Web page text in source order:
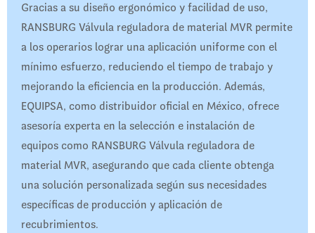
Gracias a su diseño ergonómico y facilidad de uso,
RANSBURG Válvula reguladora de material MVR permite
a los operarios lograr una aplicación uniforme con el
mínimo esfuerzo, reduciendo el tiempo de trabajo y
mejorando la eficiencia en la producción. Además,
EQUIPSA, como distribuidor oficial en México, ofrece
asesoría experta en la selección e instalación de
equipos como RANSBURG Válvula reguladora de
material MVR, asegurando que cada cliente obtenga
una solución personalizada según sus necesidades
específicas de producción y aplicación de
recubrimientos.